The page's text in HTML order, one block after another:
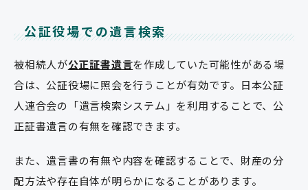
公証役場での遺言検索
被相続人が公正証書遺言を作成していた可能性がある場
合は、公証役場に照会を行うことが有効です。日本公証
人連合会の「遺言検索システム」を利用することで、公
正証書遺言の有無を確認できます。
また、遺言書の有無や内容を確認することで、財産の分
配方法や存在自体が明らかになることがあります。